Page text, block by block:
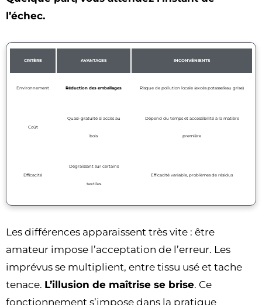
l’échec.
CRITÈRE AVANTAGES INCONVÉNIENTS
Environnement Réduction des emballages Risque de pollution locale (excès potasse/eau grise)
Coût
Quasi-gratuité si accès au
bois
Dépend du temps et accessibilité à la matière
première
Efficacité
Dégraissant sur certains
textiles
Efficacité variable, problèmes de résidus
Les différences apparaissent très vite : être
amateur impose l’acceptation de l’erreur. Les
imprévus se multiplient, entre tissu usé et tache
tenace. L’illusion de maîtrise se brise. Ce
fonctionnement s’impose dans la pratique